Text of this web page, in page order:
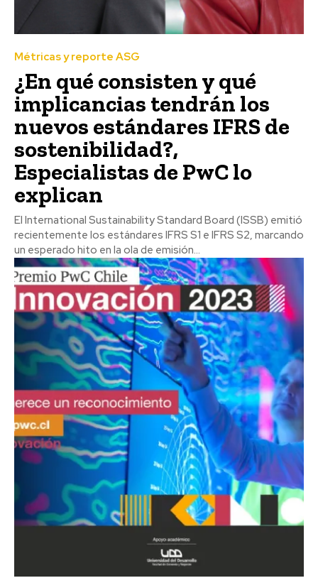
Métricas y reporte ASG
¿En qué consisten y qué
implicancias tendrán los
nuevos estándares IFRS de
sostenibilidad?,
Especialistas de PwC lo
explican
El International Sustainability Standard Board (ISSB) emitió
recientemente los estándares IFRS S1 e IFRS S2, marcando
un esperado hito en la ola de emisión...